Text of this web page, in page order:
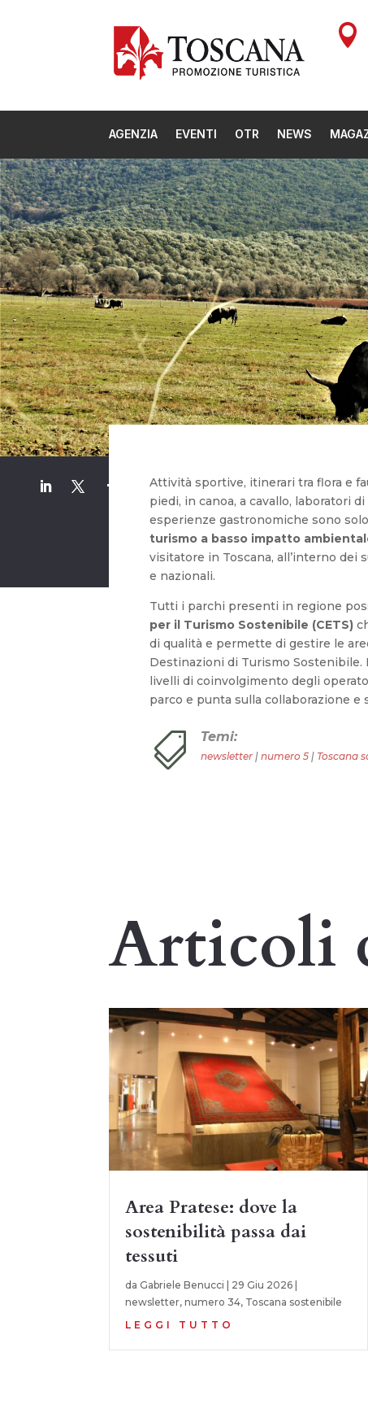

AGENZIA EVENTI OTR NEWS
Attività sportive, itinerari tra flora e
piedi, in canoa, a cavallo, laboratori
esperienze gastronomiche sono
turismo a basso impatto
visitatore in Toscana, all’interno dei
e nazionali.
Tutti i parchi presenti in regione
per il Turismo Sostenibile (CETS)
di qualità e permette di gestire le
Destinazioni di Turismo Sostenibile.
livelli di coinvolgimento degli
parco e punta sulla collaborazione e
 Temi:
newsletter |numero 5 | Toscana
Articoli
Area Pratese: dove la
sostenibilità passa dai
tessuti
da Gabriele Benucci 29 Giu 2026
newsletter,numero 34, Toscana sostenibile
LEGGI TUTTO